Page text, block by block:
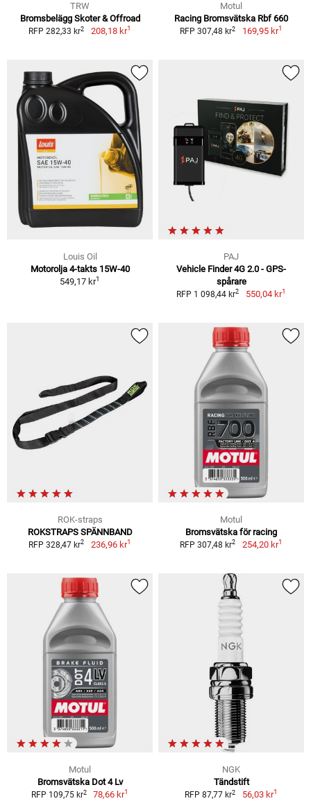
TRW
Bromsbelägg Skoter & Offroad
RFP 282,33 kr2 208,18 kr1
Motul
Racing Bromsvätska Rbf 660
RFP 307,48 kr2 169,95 kr1
Louis Oil
Motorolja 4-takts 15W-40
549,17 kr1
PAJ
Vehicle Finder 4G 2.0 - GPS-
spårare
RFP 1 098,44 kr2 550,04 kr1
ROK-straps
ROKSTRAPS SPÄNNBAND
RFP 328,47 kr2 236,96 kr1
Motul
Bromsvätska för racing
RFP 307,48 kr2 254,20 kr1
Motul
Bromsvätska Dot 4 Lv
RFP 109,75 kr2 78,66 kr1
NGK
Tändstift
RFP 87,77 kr2 56,03 kr1